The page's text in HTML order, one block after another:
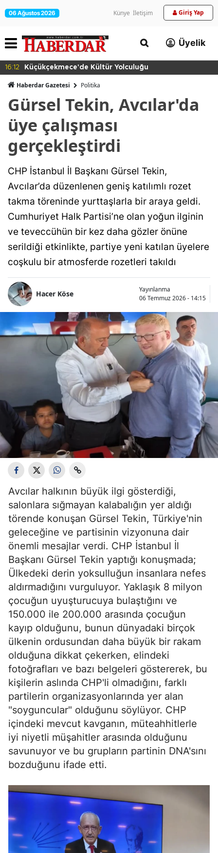
06 Ağustos 2026 Künye İletişim Giriş Yap
Üyelik
16:12 Küçükçekmece'de Kültür Yolculuğu
Haberdar Gazetesi Politika
Gürsel Tekin, Avcılar'da
üye çalışması
gerçekleştirdi
CHP İstanbul İl Başkanı Gürsel Tekin,
Avcılar’da düzenlenen geniş katılımlı rozet
takma töreninde yurttaşlarla bir araya geldi.
Cumhuriyet Halk Partisi’ne olan yoğun ilginin
ve teveccühün bir kez daha gözler önüne
serildiği etkinlikte, partiye yeni katılan üyelere
coşkulu bir atmosferde rozetleri takıldı
Hacer Köse
Yayınlanma
06 Temmuz 2026 - 14:15
Avcılar halkının büyük ilgi gösterdiği,
salonlara sığmayan kalabalığın yer aldığı
törende konuşan Gürsel Tekin, Türkiye'nin
geleceğine ve partisinin vizyonuna dair
önemli mesajlar verdi. CHP İstanbul İl
Başkanı Gürsel Tekin yaptığı konuşmada;
Ülkedeki derin yoksulluğun insanlara nefes
aldırmadığını vurguluyor. Yaklaşık 8 milyon
çocuğun uyuşturucuya bulaştığını ve
150.000 ile 200.000 arasında çocuğun
kayıp olduğunu, bunun dünyadaki birçok
ülkenin ordusundan daha büyük bir rakam
olduğuna dikkat çekerken, elindeki
fotoğrafları ve bazı belgeleri göstererek, bu
kişilerin aslında CHP'li olmadığını, farklı
partilerin organizasyonlarında yer alan
"soyguncular" olduğunu söylüyor. CHP
içindeki mevcut kavganın, müteahhitlerle
iyi niyetli müşahitler arasında olduğunu
savunuyor ve bu grupların partinin DNA'sını
bozduğunu ifade etti.